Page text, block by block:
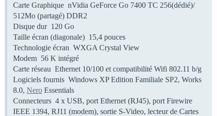
Carte Graphique nVidia GeForce Go 7400 TC 256(dédié)/
512Mo (partagé) DDR2
Disque dur 120 Go
Taille écran (diagonale) 15,4 pouces
Technologie écran WXGA Crystal View
Modem 56 K intégré
Carte réseau Ethernet 10/100 et compatibilité Wifi 802.11 b/g
Logiciels fournis Windows XP Edition Familiale SP2, Works
8.0, Nero Essentials
Connecteurs 4 x USB, port Ethernet (RJ45), port Firewire
IEEE 1394, RJ11 (modem), sortie S-Video, lecteur de Cartes